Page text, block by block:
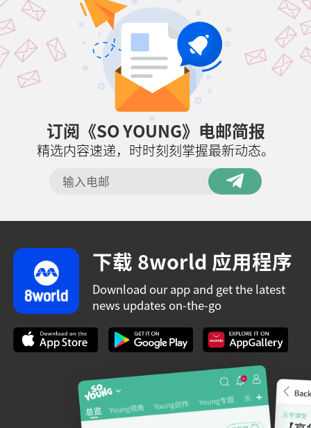
订阅《SO YOUNG》电邮简报
精选内容速递，时时刻刻掌握最新动态。
下载 8world 应用程序
Download our app and get the latest
news updates on-the-go